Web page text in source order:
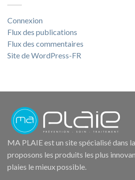
Connexion
Flux des publications
Flux des commentaires
Site de WordPress-FR
MA PLAIE est un site spécialisé dans
proposons les produits les plus
plaies le mieux possible.